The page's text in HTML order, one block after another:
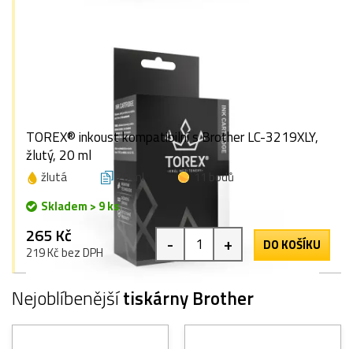
TOREX® inkoust kompatibilní s Brother LC-3219XLY,
žlutý, 20 ml
žlutá 20 ml
11 bodů
Skladem > 9 ks
265 Kč
219 Kč bez DPH - + DO KOŠÍKU
Nejoblíbenějšítiskárny Brother